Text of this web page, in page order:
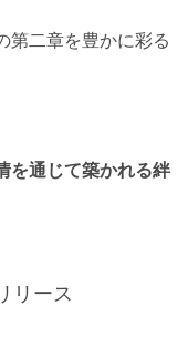
第二章を豊かに彩る
を通じて築かれる絆
リース